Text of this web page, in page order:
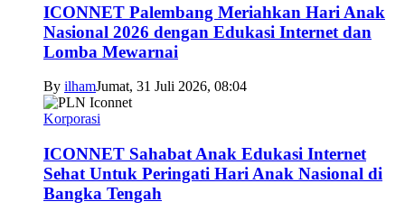
ICONNET Palembang Meriahkan Hari Anak
Nasional 2026 dengan Edukasi Internet dan
Lomba Mewarnai
By ilhamJumat, 31 Juli 2026, 08:04
Korporasi
ICONNET Sahabat Anak Edukasi Internet
Sehat Untuk Peringati Hari Anak Nasional di
Bangka Tengah